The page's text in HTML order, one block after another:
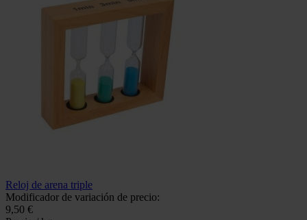
Reloj de arena triple
Modificador de variación de precio:
9,50 €